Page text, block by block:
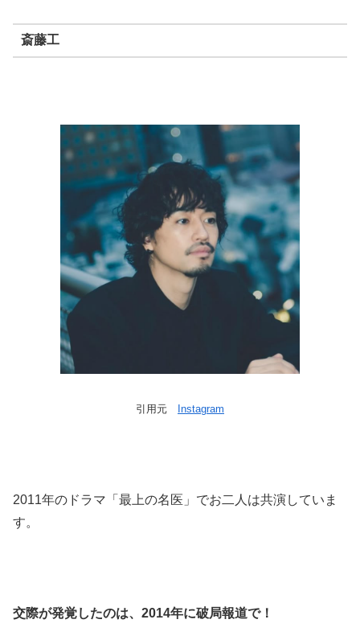
斎藤工
引用元 Instagram
2011年のドラマ「最上の名医」でお二人は共演していま
す。
交際が発覚したのは、2014年に破局報道で！